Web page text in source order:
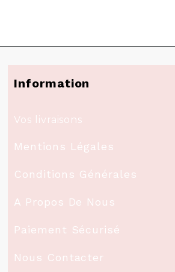
Information
Vos livraisons
Mentions Légales
Conditions Générales
A Propos De Nous
Paiement Sécurisé
Nous Contacter